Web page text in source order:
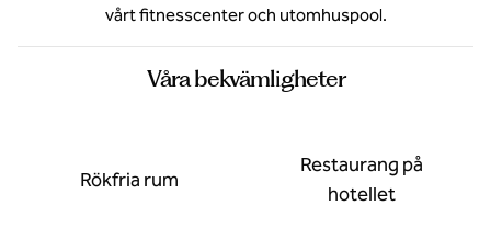
vårt fitnesscenter och utomhuspool.
Våra bekvämligheter
Rökfria rum
Restaurang på
hotellet